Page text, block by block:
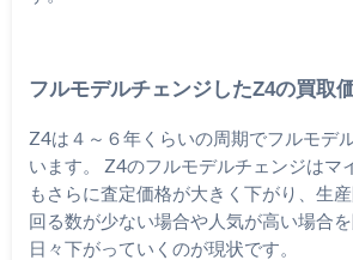
フルモデルチェンジしたZ4の買取
Z4は４～６年くらいの周期でフルモデ
います。 Z4のフルモデルチェンジはマ
もさらに査定価格が大きく下がり、生
回る数が少ない場合や人気が高い場合
日々下がっていくのが現状です。